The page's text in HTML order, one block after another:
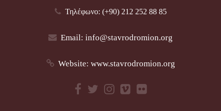
Τηλέφωνο: (+90) 212 252 88 85
Email: info@stavrodromion.org
Website: www.stavrodromion.org